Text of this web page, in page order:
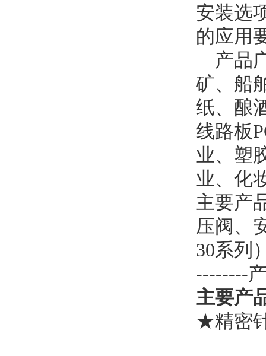
安装选
的应用
产品
矿、船
纸、酿
线路板
业、塑
业、化
主要产
压阀、
30系列
--------
主要产
★精密